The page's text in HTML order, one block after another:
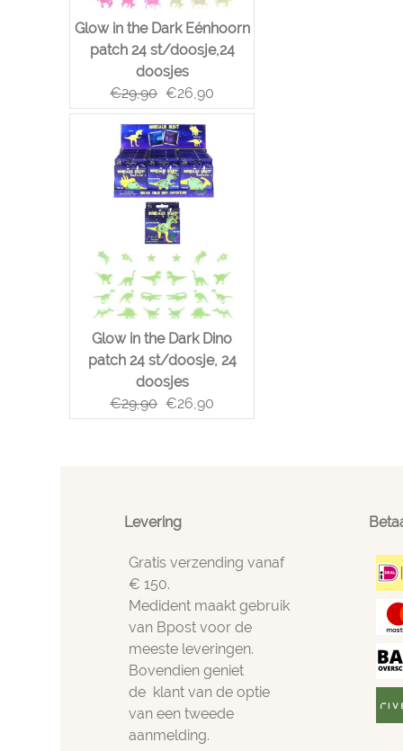
Glow in the Dark Eénhoorn
patch 24 st/doosje,24
doosjes
€29,90 €26,90
Glow in the Dark Dino
patch 24 st/doosje, 24
doosjes
€29,90 €26,90
Levering
Gratis verzending vanaf
€ 150.
Medident maakt gebruik
van Bpost voor de
meeste leveringen.
Bovendien geniet
de klant van de optie
van een tweede
aanmelding.